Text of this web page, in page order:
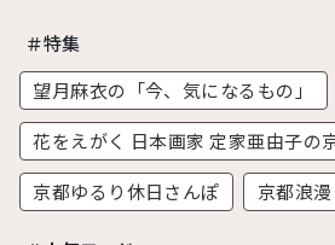
＃特集
望月麻衣の「今、気になるもの」
花をえがく 日本画家 定家亜由子の
京都ゆるり休日さんぽ
京都浪漫